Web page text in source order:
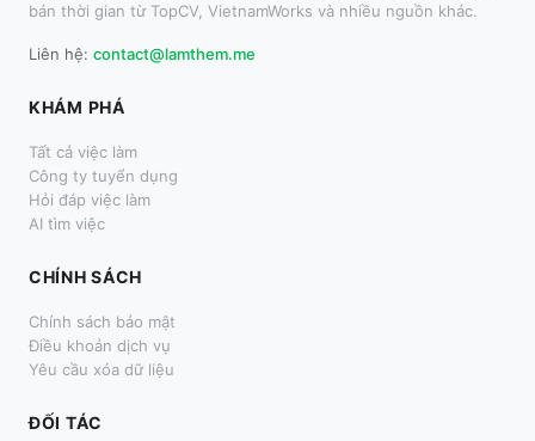
bán thời gian từ TopCV, VietnamWorks và nhiều nguồn khác.
Liên hệ: contact@lamthem.me
KHÁM PHÁ
Tất cả việc làm
Công ty tuyển dụng
Hỏi đáp việc làm
AI tìm việc
CHÍNH SÁCH
Chính sách bảo mật
Điều khoản dịch vụ
Yêu cầu xóa dữ liệu
ĐỐI TÁC